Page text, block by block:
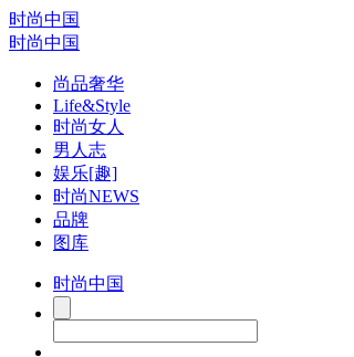
时尚中国
时尚中国
尚品奢华
Life&Style
时尚女人
男人志
娱乐[趣]
时尚NEWS
品牌
图库
时尚中国